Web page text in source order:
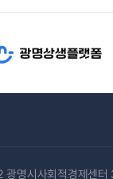
명시사회적경제센터